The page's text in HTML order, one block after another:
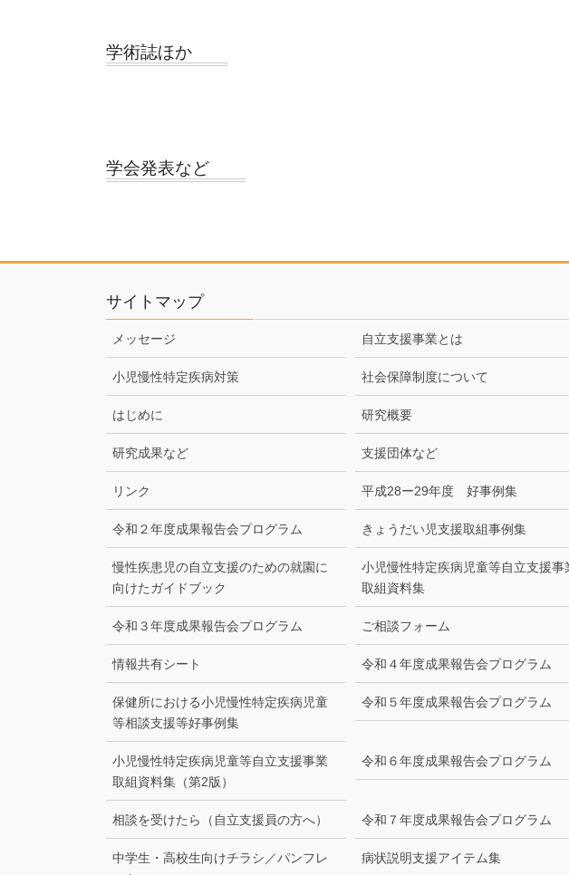
学術誌ほか
学会発表など
サイトマップ
メッセージ 自立支援事業とは
小児慢性特定疾病対策 社会保障制度について
はじめに 研究概要
研究成果など 支援団体など
リンク 平成28ー29年度 好事例集
令和２年度成果報告会プログラム きょうだい児支援取組事例集
慢性疾患児の自立支援のための就園に
向けたガイドブック
小児慢性特定疾病児童等自立支援事
取組資料集
令和３年度成果報告会プログラム ご相談フォーム
情報共有シート 令和４年度成果報告会プログラム
保健所における小児慢性特定疾病児童
等相談支援等好事例集
令和５年度成果報告会プログラム
小児慢性特定疾病児童等自立支援事業
取組資料集（第2版）
令和６年度成果報告会プログラム
相談を受けたら（⾃⽴⽀援員の⽅へ） 令和７年度成果報告会プログラム
中学生・高校生向けチラシ／パンフレ
病状説明支援アイテム集